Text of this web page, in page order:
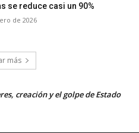
se reduce casi un 90%
de 2026
más
creación y el golpe de Estado